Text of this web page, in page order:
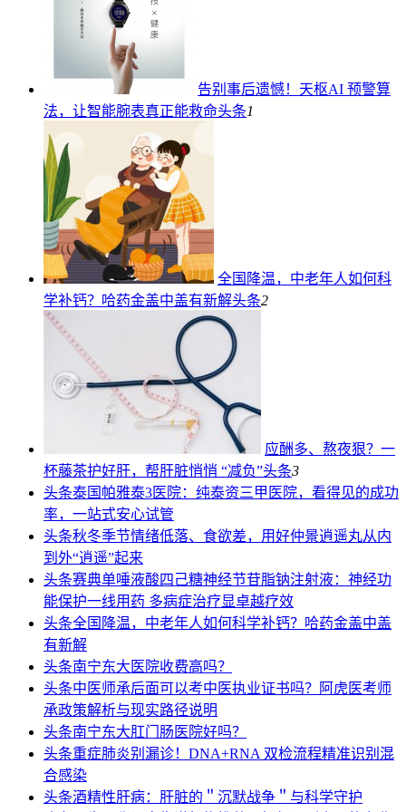
告别事后遗憾！天枢AI 预警算
法，让智能腕表真正能救命头条1
全国降温，中老年人如何科
学补钙？哈药金盖中盖有新解头条2
应酬多、熬夜狠？一
杯藤茶护好肝，帮肝脏悄悄 “减负”头条3
头条泰国帕雅泰3医院：纯泰资三甲医院，看得见的成功
率，一站式安心试管
头条秋冬季节情绪低落、食欲差，用好仲景逍遥丸从内
到外“逍遥”起来
头条赛典单唾液酸四己糖神经节苷脂钠注射液：神经功
能保护一线用药 多病症治疗显卓越疗效
头条全国降温，中老年人如何科学补钙？哈药金盖中盖
有新解
头条南宁东大医院收费高吗？
头条中医师承后面可以考中医执业证书吗？阿虎医考师
承政策解析与现实路径说明
头条南宁东大肛门肠医院好吗？
头条重症肺炎别漏诊！DNA+RNA 双检流程精准识别混
合感染
头条酒精性肝病：肝脏的＂沉默战争＂与科学守护